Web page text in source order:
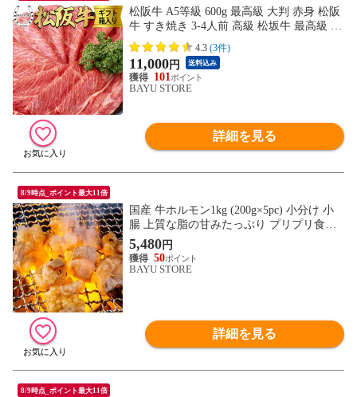
松阪牛 A5等級 600g 最高級 大判 赤身 松阪
牛 すき焼き 3-4人前 高級 松坂牛 最高級 肉
赤身肉 箱入り ギフト 内祝い お歳暮 御歳
暮 御中元 お中元 敬老の日 ギフト 松坂牛
松阪牛
4.3 (3件)
11,000円 送料込み
101
BAYU STORE
詳細を見る
8/9時点_ポイント最大11倍
国産 牛ホルモン1kg (200g×5pc) 小分け 小
腸 上質な脂の甘みたっぷり プリプリ食感
とろける味わい もつ鍋 ホルモン焼き 焼肉
バーベキュー BBQ 牛肉 肉 国産牛 和牛 も
つ ホルモン ほるもん コプチャン 送料無料
5,480円
50
BAYU STORE
詳細を見る
8/9時点_ポイント最大11倍